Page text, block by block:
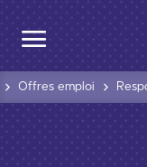
Offres emploi